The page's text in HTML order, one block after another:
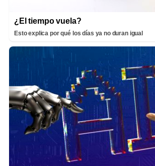
¿El tiempo vuela?
Esto explica por qué los días ya no duran igual